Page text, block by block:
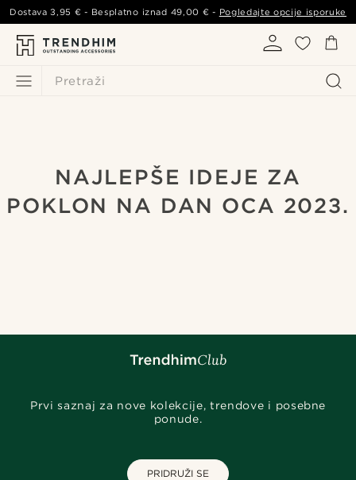
Pretraži
Dostava3,95 € - Besplatno iznad 49,00 € - Pogledajte opcije isporuke
NAJLEPŠE IDEJE ZA
POKLON NA DAN OCA 2023.
Prvi saznaj za nove kolekcije, trendove i posebne
ponude.
PRIDRUŽI SE